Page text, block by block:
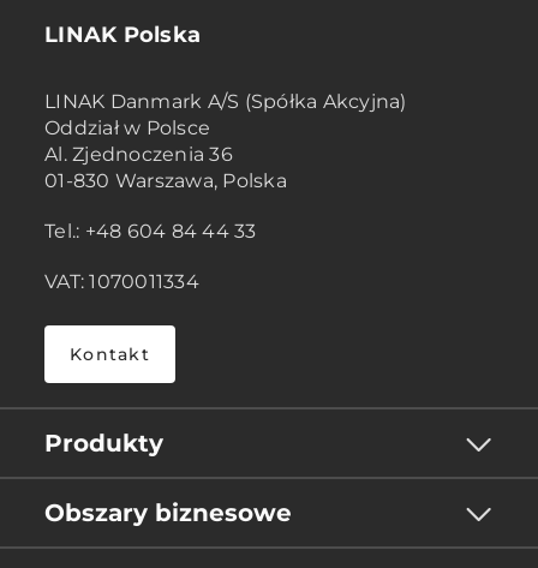
LINAK Polska
LINAK Danmark A/S (Spółka Akcyjna)
Oddział w Polsce
Al. Zjednoczenia 36
01-830 Warszawa, Polska
Tel.: +48 604 84 44 33
VAT: 1070011334
Kontakt
Produkty
Obszary biznesowe